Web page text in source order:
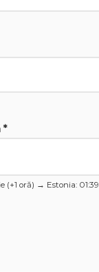
*
(+1 oră) → Estonia: 01:39